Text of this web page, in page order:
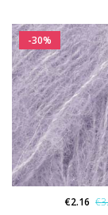
-30%
€2.16 €